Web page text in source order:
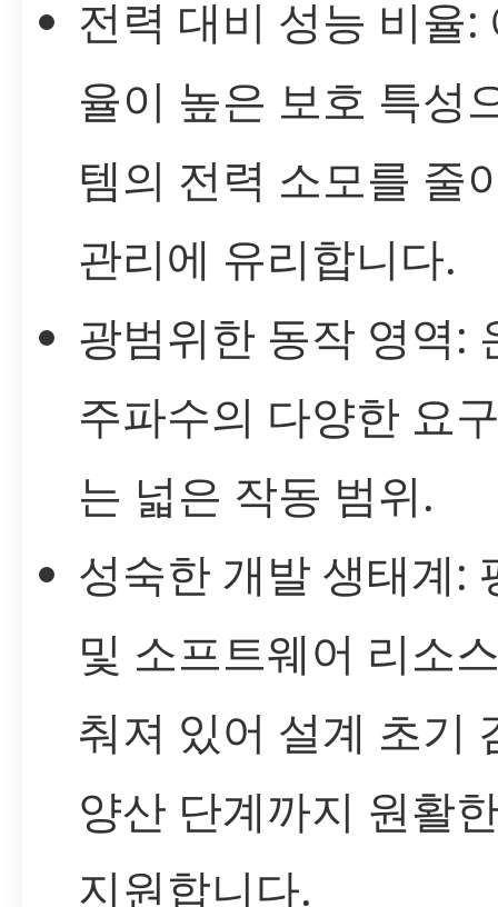
전력 대비 성능 비율:
율이 높은 보호 특성
템의 전력 소모를 줄
관리에 유리합니다.
광범위한 동작 영역:
주파수의 다양한 요
는 넓은 작동 범위.
성숙한 개발 생태계:
및 소프트웨어 리소
춰져 있어 설계 초기
양산 단계까지 원활
지원합니다.